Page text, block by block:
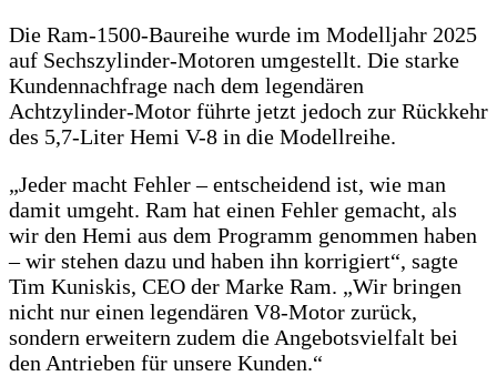
Die Ram-1500-Baureihe wurde im Modelljahr 2025
auf Sechszylinder-Motoren umgestellt. Die starke
Kundennachfrage nach dem legendären
Achtzylinder-Motor führte jetzt jedoch zur Rückkehr
des 5,7-Liter Hemi V-8 in die Modellreihe.
„Jeder macht Fehler – entscheidend ist, wie man
damit umgeht. Ram hat einen Fehler gemacht, als
wir den Hemi aus dem Programm genommen haben
– wir stehen dazu und haben ihn korrigiert“, sagte
Tim Kuniskis, CEO der Marke Ram. „Wir bringen
nicht nur einen legendären V8-Motor zurück,
sondern erweitern zudem die Angebotsvielfalt bei
den Antrieben für unsere Kunden.“